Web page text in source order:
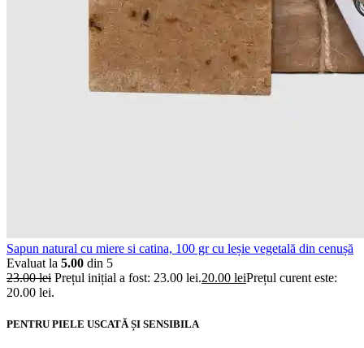
Sapun natural cu miere si catina, 100 gr cu leșie vegetală din cenușă
Evaluat la 5.00 din 5
23.00lei Prețul inițial a fost: 23.00 lei.20.00 leiPrețul curent este:
20.00 lei.
PENTRU PIELE USCATĂ ȘI SENSIBILA